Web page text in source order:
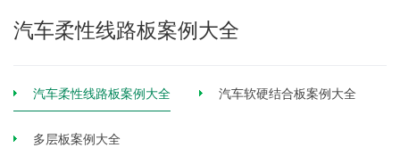
汽车柔性线路板案例大全
汽车柔性线路板案例大全 汽车软硬结合板案例大全
多层板案例大全